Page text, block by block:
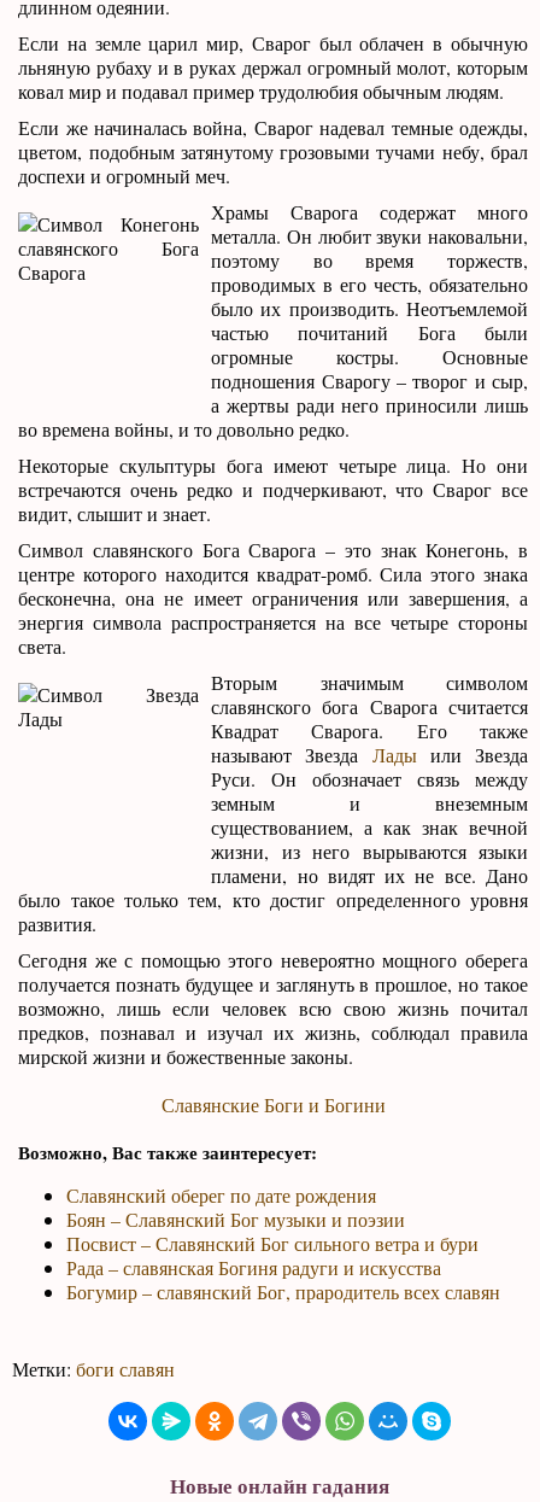
длинном одеянии.
Если на земле царил мир, Сварог был облачен в обычную
льняную рубаху и в руках держал огромный молот, которым
ковал мир и подавал пример трудолюбия обычным людям.
Если же начиналась война, Сварог надевал темные одежды,
цветом, подобным затянутому грозовыми тучами небу, брал
доспехи и огромный меч.
Храмы Сварога содержат много
металла. Он любит звуки наковальни,
поэтому во время торжеств,
проводимых в его честь, обязательно
было их производить. Неотъемлемой
частью почитаний Бога были
огромные костры. Основные
подношения Сварогу – творог и сыр,
а жертвы ради него приносили лишь
во времена войны, и то довольно редко.
Некоторые скульптуры бога имеют четыре лица. Но они
встречаются очень редко и подчеркивают, что Сварог все
видит, слышит и знает.
Символ славянского Бога Сварога – это знак Конегонь, в
центре которого находится квадрат-ромб. Сила этого знака
бесконечна, она не имеет ограничения или завершения, а
энергия символа распространяется на все четыре стороны
света.
Вторым значимым символом
славянского бога Сварога считается
Квадрат Сварога. Его также
называют Звезда Ладыили Звезда
Руси. Он обозначает связь между
земным и внеземным
существованием, а как знак вечной
жизни, из него вырываются языки
пламени, но видят их не все. Дано
было такое только тем, кто достиг определенного уровня
развития.
Сегодня же с помощью этого невероятно мощного оберега
получается познать будущее и заглянуть в прошлое, но такое
возможно, лишь если человек всю свою жизнь почитал
предков, познавал и изучал их жизнь, соблюдал правила
мирской жизни и божественные законы.
Славянские Боги и Богини
Возможно, Вас также заинтересует:
Славянский оберег по дате рождения
Боян – Славянский Бог музыки и поэзии
Посвист – Славянский Бог сильного ветра и бури
Рада – славянская Богиня радуги и искусства
Богумир – славянский Бог, прародитель всех славян
Метки:боги славян
Новые онлайн гадания